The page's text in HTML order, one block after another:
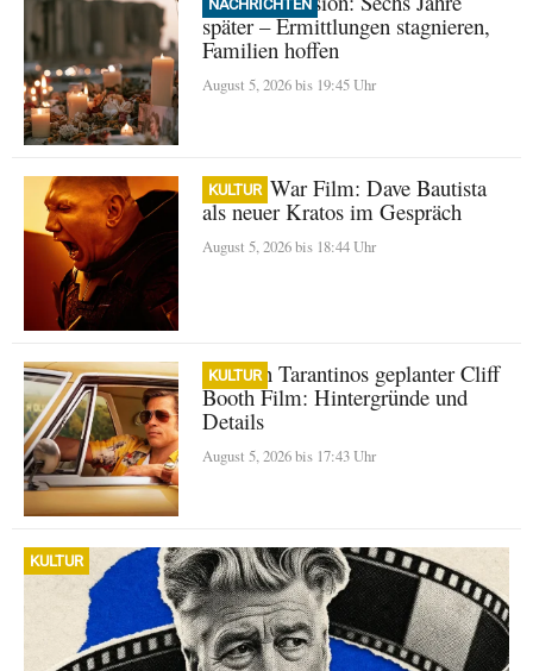
NACHRICHTEN
später – Ermittlungen stagnieren,
Familien hoffen
August 5, 2026 bis 19:45 Uhr
KULTUR
God of War Film: Dave Bautista
als neuer Kratos im Gespräch
August 5, 2026 bis 18:44 Uhr
KULTUR
Quentin Tarantinos geplanter Cliff
Booth Film: Hintergründe und
Details
August 5, 2026 bis 17:43 Uhr
KULTUR